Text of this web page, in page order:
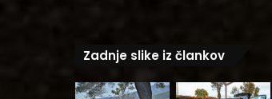
Zadnje slike iz člankov